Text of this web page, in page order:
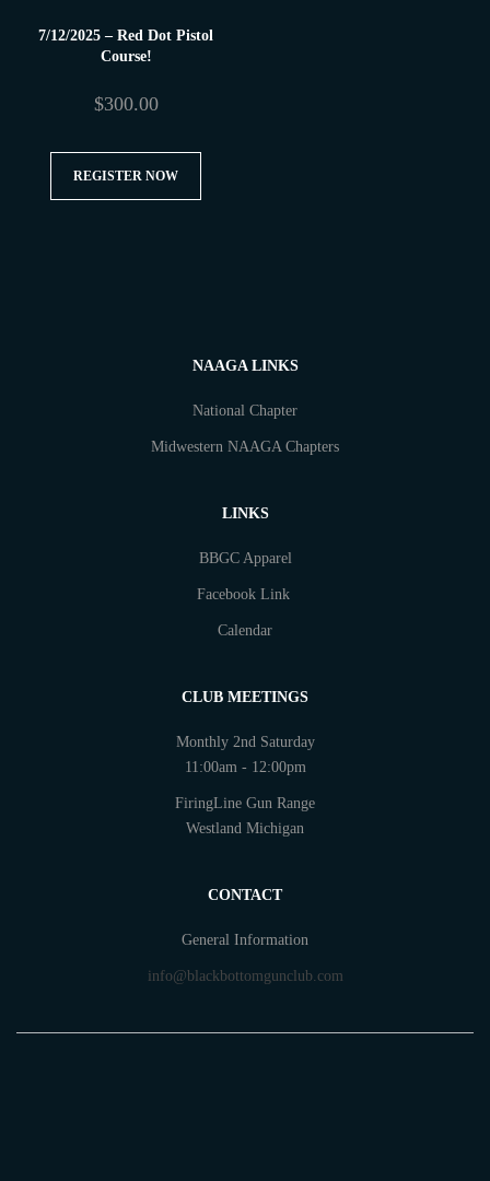
7/12/2025 – Red Dot Pistol
Course!
$300.00
REGISTER NOW
NAAGA LINKS
National Chapter
Midwestern NAAGA Chapters
LINKS
BBGC Apparel
Facebook Link
Calendar
CLUB MEETINGS
Monthly 2nd Saturday
11:00am - 12:00pm
FiringLine Gun Range
Westland Michigan
CONTACT
General Information
info@blackbottomgunclub.com